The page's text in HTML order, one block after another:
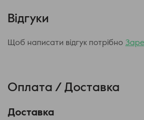
Відгуки
Щоб написати відгук потрібно
Оплата / Доставка
Доставка